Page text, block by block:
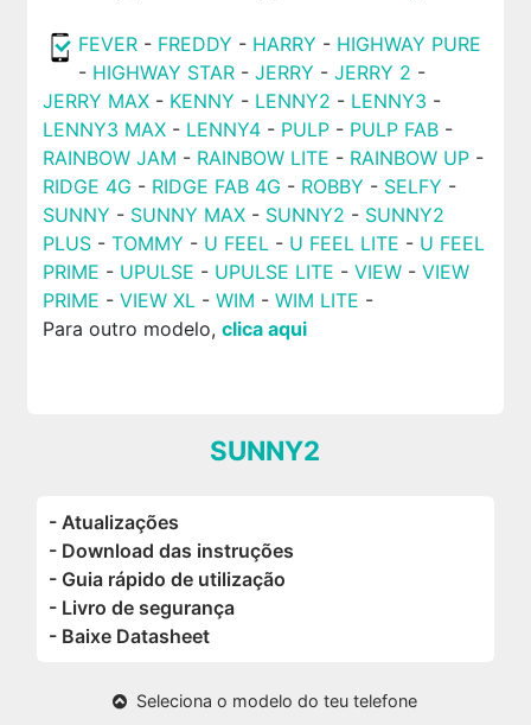
FEVER - FREDDY - HARRY - HIGHWAY PURE
- HIGHWAY STAR - JERRY - JERRY 2 -
JERRY MAX- KENNY - LENNY2 - LENNY3 -
LENNY3 MAX- LENNY4- PULP - PULP FAB-
RAINBOW JAM - RAINBOW LITE - RAINBOW UP-
RIDGE 4G - RIDGE FAB 4G - ROBBY - SELFY -
SUNNY - SUNNY MAX- SUNNY2 - SUNNY2
PLUS- TOMMY - U FEEL- U FEEL LITE - U FEEL
PRIME - UPULSE - UPULSE LITE - VIEW- VIEW
PRIME - VIEW XL- WIM - WIM LITE -
Para outro modelo, clica aqui
SUNNY2
- Atualizações
- Download das instruções
- Guia rápido de utilização
- Livro de segurança
- Baixe Datasheet
Seleciona o modelo do teu telefone